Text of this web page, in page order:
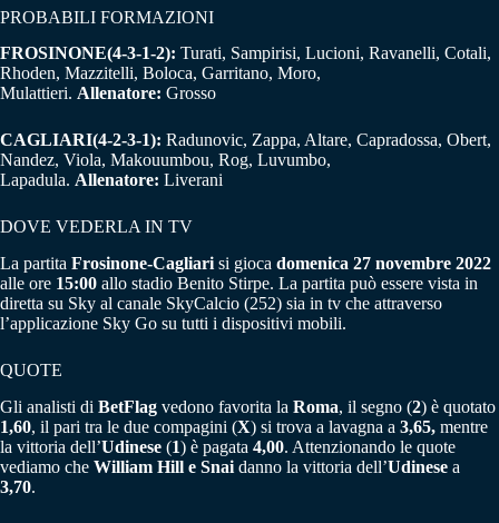
PROBABILI FORMAZIONI
FROSINONE(4-3-1-2): Turati, Sampirisi, Lucioni, Ravanelli, Cotali,
Rhoden, Mazzitelli, Boloca, Garritano, Moro,
Mulattieri. Allenatore: Grosso
CAGLIARI(4-2-3-1): Radunovic, Zappa, Altare, Capradossa, Obert,
Nandez, Viola, Makouumbou, Rog, Luvumbo,
Lapadula. Allenatore: Liverani
DOVE VEDERLA IN TV
La partita Frosinone-Cagliari si gioca domenica 27 novembre 2022
alle ore 15:00 allo stadio Benito Stirpe. La partita può essere vista in
diretta su Sky al canale SkyCalcio (252) sia in tv che attraverso
l’applicazione Sky Go su tutti i dispositivi mobili.
QUOTE
Gli analisti di BetFlag vedono favorita la Roma, il segno (2) è quotato
1,60, il pari tra le due compagini (X) si trova a lavagna a 3,65, mentre
la vittoria dell’Udinese (1) è pagata 4,00. Attenzionando le quote
vediamo che William Hill e Snai danno la vittoria dell’Udinese a
3,70.